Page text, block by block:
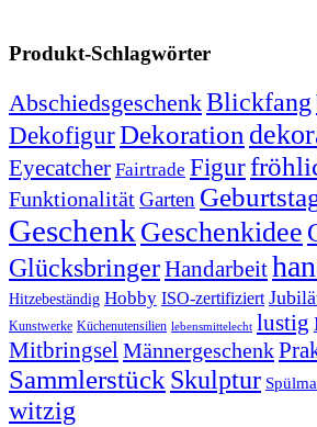
Produkt-Schlagwörter
AbschiedsgeschenkBlickfang
DekofigurDekoration
Eyecatcher Fairtrade Figur
FunktionalitätGarten
GeschenkGeschenkidee
GlücksbringerHandarbeit
Hitzebeständig Hobby ISO-zertifiziert
Kunstwerke Küchenutensilien lebensmittelecht lustig
MitbringselMännergeschenk
SammlerstückSkulptur
witzig